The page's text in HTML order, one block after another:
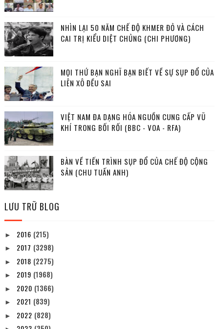
NHÌN LẠI 50 NĂM CHẾ ĐỘ KHMER ĐỎ VÀ CÁCH
CAI TRỊ KIỂU DIỆT CHỦNG (CHI PHƯƠNG)
MỌI THỨ BẠN NGHĨ BẠN BIẾT VỀ SỰ SỤP ĐỔ CỦA
LIÊN XÔ ĐỀU SAI
VIỆT NAM ĐA DẠNG HÓA NGUỒN CUNG CẤP VŨ
KHÍ TRONG BỐI RỐI (BBC - VOA - RFA)
BÀN VỀ TIẾN TRÌNH SỤP ĐỔ CỦA CHẾ ĐỘ CỘNG
SẢN (CHU TUẤN ANH)
LƯU TRỮ BLOG
► 2016 (215)
► 2017 (3298)
► 2018 (2275)
► 2019 (1968)
► 2020 (1366)
► 2021 (839)
► 2022 (828)